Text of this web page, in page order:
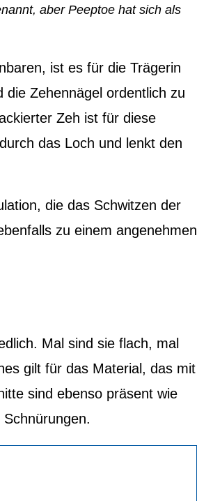
aber Peeptoe hat sich als
ist es für die Trägerin
Zehennägel ordentlich zu
Zeh ist für diese
das Loch und lenkt den
die das Schwitzen der
zu einem angenehmen
Mal sind sie flach, mal
gilt für das Material, das mit
sind ebenso präsent wie